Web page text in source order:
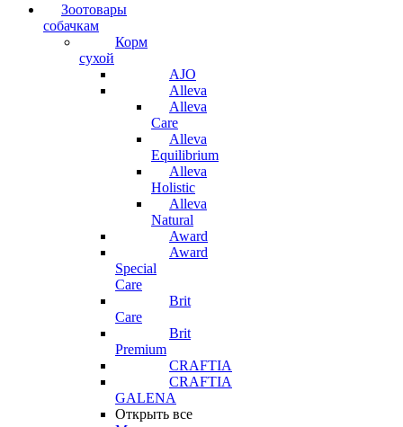
Зоотовары
собачкам
Корм
сухой
AJO
Alleva
Alleva
Care
Alleva
Equilibrium
Alleva
Holistic
Alleva
Natural
Award
Award
Special
Care
Brit
Care
Brit
Premium
CRAFTIA
CRAFTIA
GALENA
Открыть все